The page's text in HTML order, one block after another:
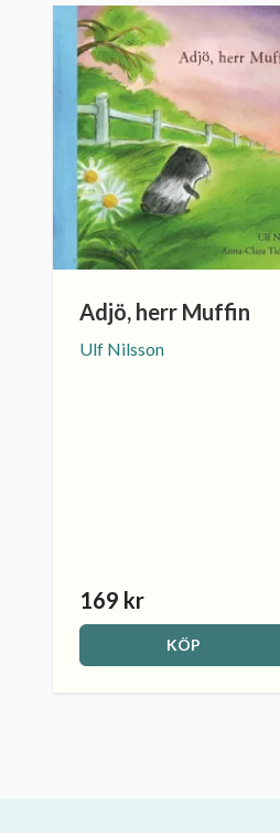
Adjö, herr Muffin
Ulf Nilsson
169 kr
KÖP